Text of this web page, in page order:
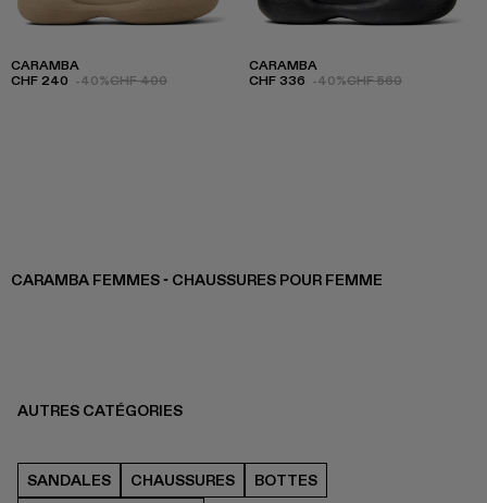
CARAMBA
CHF 240 -40%CHF 400
CARAMBA
CHF 336 -40%CHF 560
CARAMBA FEMMES - CHAUSSURES POUR FEMME
AUTRES CATÉGORIES
SANDALES CHAUSSURES
BOTTES